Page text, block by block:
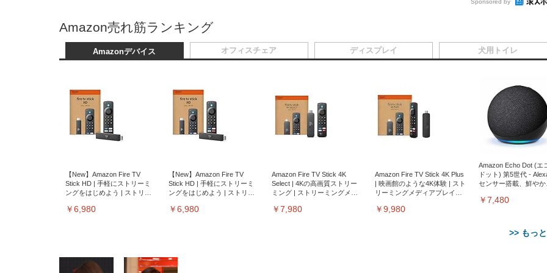
Amazon売れ筋ランキング
Amazonデバイス
【New】Amazon Fire TV
Stick HD | 手軽にストリーミ
ングをはじめよう | ストリー
￥6,980
【New】Amazon Fire TV
Stick HD | 手軽にストリーミ
ングをはじめよう | ストリー
￥6,980
Amazon Fire TV Stick 4K
Select | 4Kの高画質ストリー
ミング | ストリーミングメデ
￥7,980
Amazon Fire TV Stick 4K Plus
| 映画館のような4K体験 | スト
リーミングメディアプレイヤ
￥9,980
Amazon Echo Dot (エ
ドット) 第5世代 -
センサー搭載、鮮やか
￥7,480
>> もっ
オフィスチェア ディスプレイ 犬用トイレ